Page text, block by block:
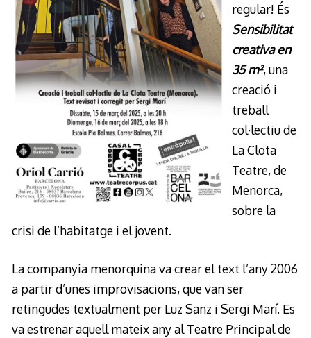
regular! És
Sensibilitat
creativa en
35 m², una
creació i
treball
col·lectiu de
La Clota
Teatre, de
Menorca,
sobre la
crisi de l’habitatge i el jovent.
La companyia menorquina va crear el text l’any 2006
a partir d’unes improvisacions, que van ser
retingudes textualment per Luz Sanz i Sergi Marí. Es
va estrenar aquell mateix any al Teatre Principal de